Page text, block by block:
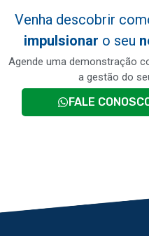
Venha descobrir
impulsionar o seu
Agende uma demonstração
a gestão do
FALE